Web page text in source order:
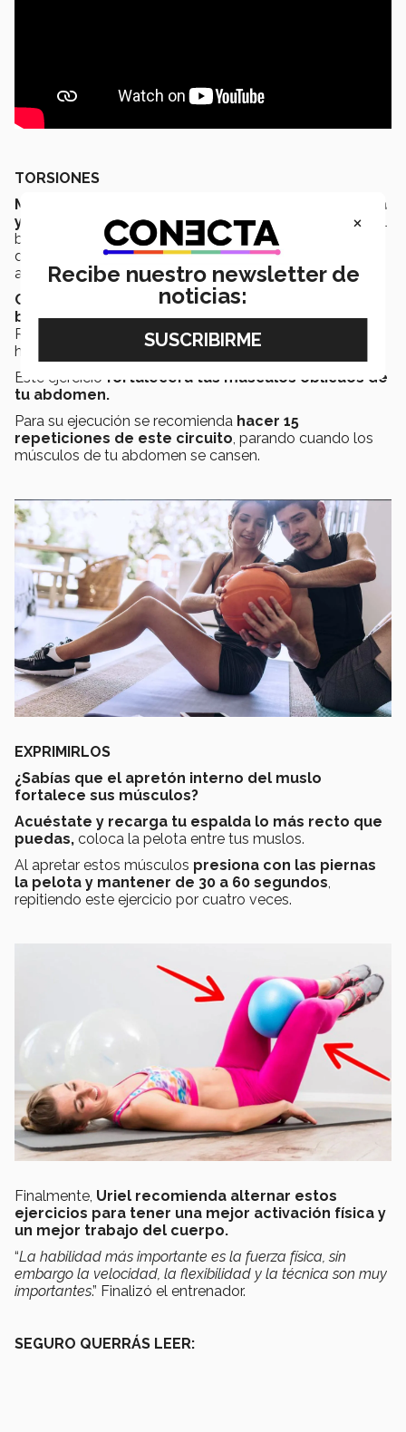
TORSIONES
Mientras permaneces sentado, estiras tu espalda
y mantienes tus omóplatos relajados
sostendrás el
balón con ambas manos delante de tu ombligo
doblando los codos y contrae los músculos
abdominales.
Con las caderas inmóviles, mientras sostienes el
balón, gira el torso y la bola hacia la derecha.
Regresa al centro, haz una pausa y posteriormente gira
hacia la izquierda.
Este ejercicio fortalecerá tus músculos oblicuos de
tu abdomen.
Para su ejecución se recomienda hacer 15
repeticiones de este circuito , parando cuando los
músculos de tu abdomen se cansen.
EXPRIMIRLOS
¿Sabías que el apretón interno del muslo
fortalece sus músculos?
Acuéstate y recarga tu espalda lo más recto que
puedas, coloca la pelota entre tus muslos.
Al apretar estos músculos presiona con las piernas
la pelota y mantener de 30 a 60 segundos
repitiendo este ejercicio por cuatro veces.
Finalmente, Uriel recomienda alternar estos
ejercicios para tener una mejor activación física y
un mejor trabajo del cuerpo.
“La habilidad más importante es la fuerza física, sin
embargo la velocidad, la flexibilidad y la técnica son muy
importantes.” Finalizó el entrenador.
SEGURO QUERRÁS LEER:
×
Recibe nuestro newsletter de
noticias: